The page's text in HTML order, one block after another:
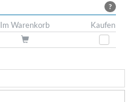
?
Im Warenkorb
Kaufen